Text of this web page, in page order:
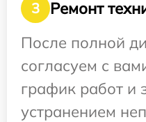
3
Ремонт
После полной
согласуем с
график работ и
устранением